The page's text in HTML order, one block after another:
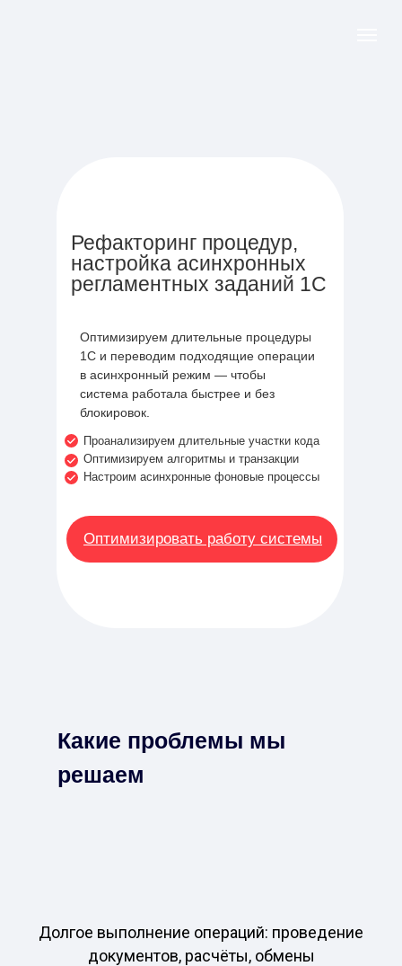
Проанализируем длительные участки кода
Оптимизируем алгоритмы и транзакции
Настроим асинхронные фоновые процессы
Рефакторинг процедур,
настройка асинхронных
регламентных заданий 1С
Оптимизируем длительные процедуры
1С и переводим подходящие операции
в асинхронный режим — чтобы
система работала быстрее и без
блокировок.
Оптимизировать работу системы
Какие проблемы мы
решаем
Долгое выполнение операций: проведение
документов, расчёты, обмены